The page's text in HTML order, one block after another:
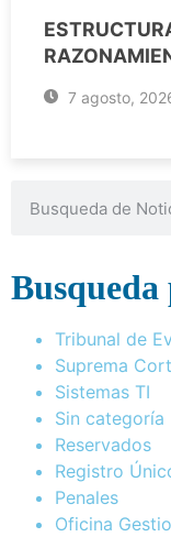
7 agosto,
Tribunal de
Suprema
Sistemas TI
Sin categoría
Reservados
Registro
Penales
Oficina